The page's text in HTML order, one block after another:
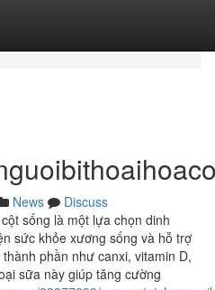
News
Discuss
sống là một lựa chọn dinh
sức khỏe xương sống và hỗ trợ
phần như canxi, vitamin D,
sữa này giúp tăng cường